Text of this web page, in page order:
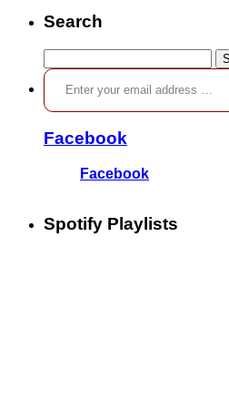
Search
nach:
Enter your email address …
Facebook
Facebook
Spotify Playlists